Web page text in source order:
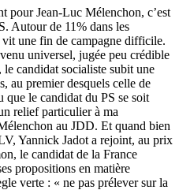
pour Jean-Luc Mélenchon, c’est
Autour de 11% dans les
une fin de campagne difficile.
universel, jugée peu crédible
le candidat socialiste subit une
au premier desquels celle de
le candidat du PS se soit
relief particulier à ma
au JDD. Et quand bien
Yannick Jadot a rejoint, au prix
le candidat de la France
propositions en matière
verte : « ne pas prélever sur la